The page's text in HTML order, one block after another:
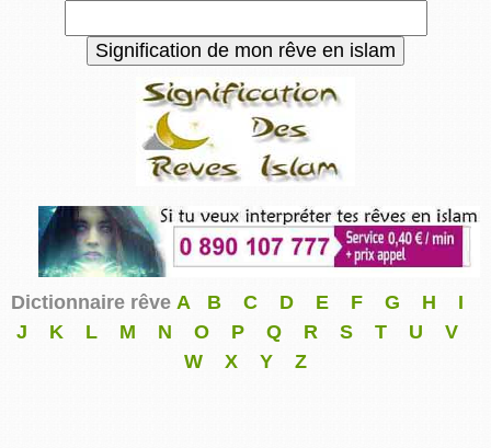
Dictionnaire rêve A B C D E F G H
I
J
K L M N O P Q R S T U
V
W
X Y Z